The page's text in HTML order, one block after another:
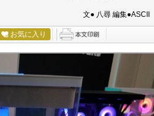
文● 八尋 編集●ASCII
お気に入り